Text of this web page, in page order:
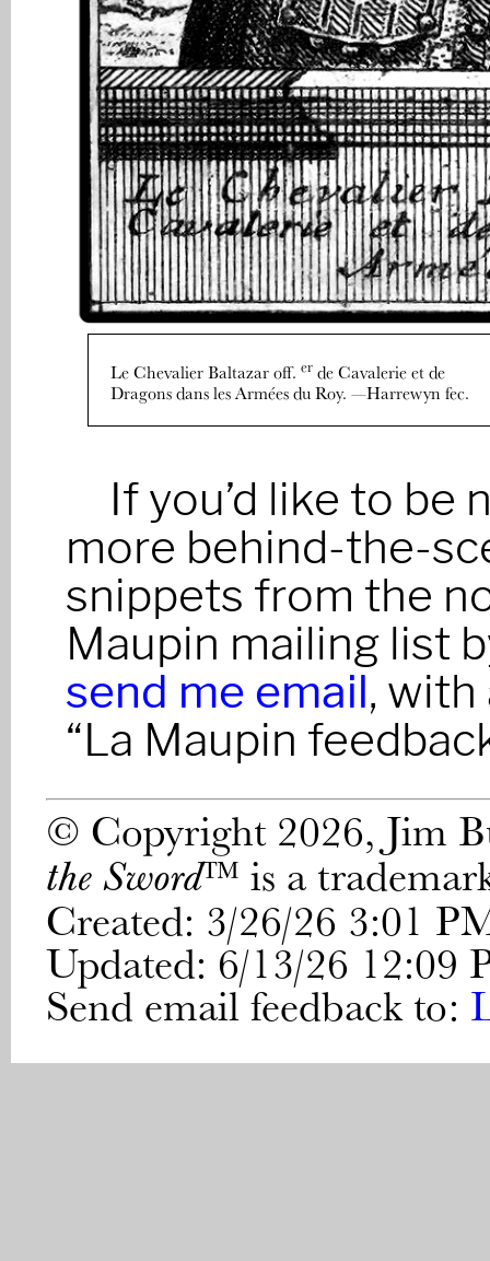
Le Chevalier Baltazar off. er de Cavalerie et de
Dragons dans les Armées du Roy. —Harrewyn fec.
If you’d like to
more behind-the-
snippets from the
Maupin mailing list
send me email,
“La Maupin
© Copyright 2026, Jim
the Sword™ is a
Created: 3/26/26 3:01
Updated: 6/13/26 12:09
Send email feedback to: